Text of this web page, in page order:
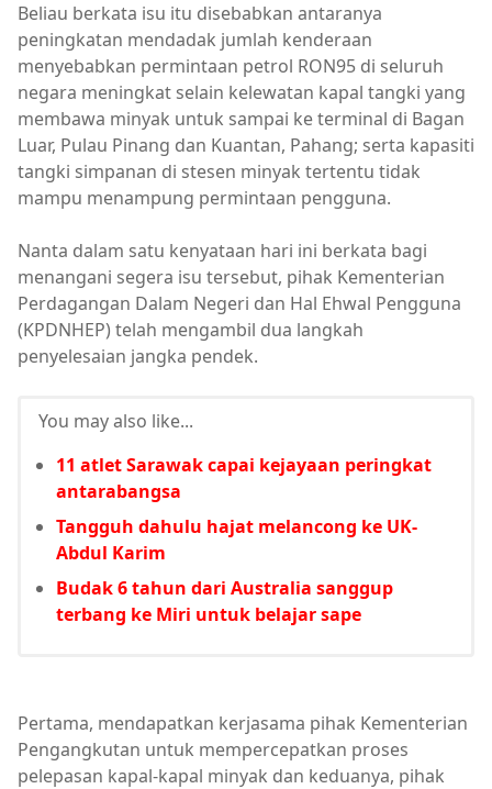
Beliau berkata isu itu disebabkan antaranya
peningkatan mendadak jumlah kenderaan
menyebabkan permintaan petrol RON95 di seluruh
negara meningkat selain kelewatan kapal tangki yang
membawa minyak untuk sampai ke terminal di Bagan
Luar, Pulau Pinang dan Kuantan, Pahang; serta kapasiti
tangki simpanan di stesen minyak tertentu tidak
mampu menampung permintaan pengguna.
Nanta dalam satu kenyataan hari ini berkata bagi
menangani segera isu tersebut, pihak Kementerian
Perdagangan Dalam Negeri dan Hal Ehwal Pengguna
(KPDNHEP) telah mengambil dua langkah
penyelesaian jangka pendek.
You may also like...
11 atlet Sarawak capai kejayaan peringkat
antarabangsa
Tangguh dahulu hajat melancong ke UK-
Abdul Karim
Budak 6 tahun dari Australia sanggup
terbang ke Miri untuk belajar sape
Pertama, mendapatkan kerjasama pihak Kementerian
Pengangkutan untuk mempercepatkan proses
pelepasan kapal-kapal minyak dan keduanya, pihak